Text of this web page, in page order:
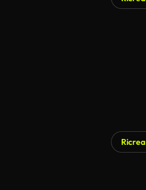
Ricrea